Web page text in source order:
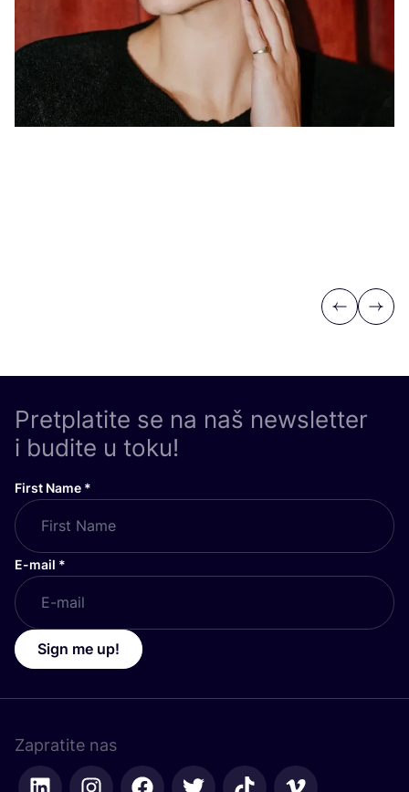
Previous
Next
Pretplatite se na naš newsletter
i budite u toku!
First Name *
E-mail *
Sign me up!
Zapratite nas